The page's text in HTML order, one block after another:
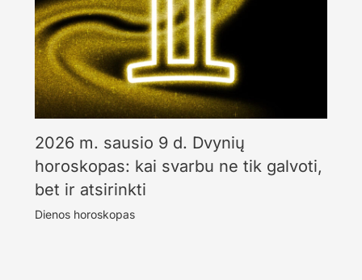
2026 m. sausio 9 d. Dvynių
horoskopas: kai svarbu ne tik galvoti,
bet ir atsirinkti
Dienos horoskopas